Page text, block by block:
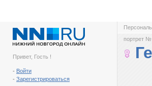
Привет, Гость !
- Войти
- Зарегистрироваться
портрет №